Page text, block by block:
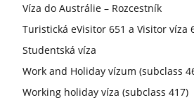
Víza do Austrálie – Rozcestník
Turistická eVisitor 651 a Visitor víza
Studentská víza
Work and Holiday vízum (subclass
Working holiday víza (subclass 417)